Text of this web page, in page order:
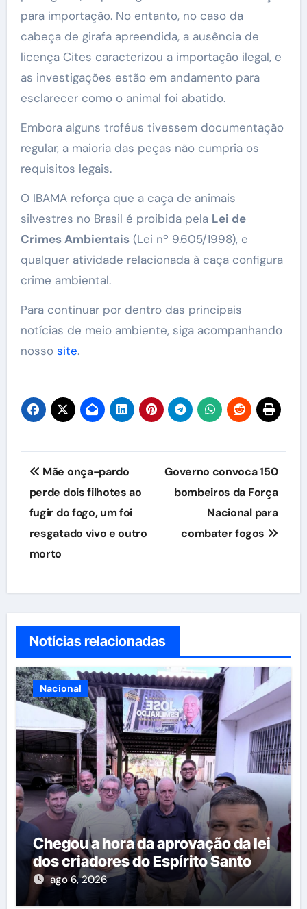
para importação. No entanto, no caso da
cabeça de girafa apreendida, a ausência de
licença Cites caracterizou a importação ilegal, e
as investigações estão em andamento para
esclarecer como o animal foi abatido.
Embora alguns troféus tivessem documentação
regular, a maioria das peças não cumpria os
requisitos legais.
O IBAMA reforça que a caça de animais
silvestres no Brasil é proibida pela Lei de
Crimes Ambientais(Lei nº 9.605/1998), e
qualquer atividade relacionada à caça configura
crime ambiental.
Para continuar por dentro das principais
notícias de meio ambiente, siga acompanhando
nosso site.
Navegação
de
Post
Mãe onça-pardo
perde dois filhotes ao
fugir do fogo, um foi
resgatado vivo e outro
morto
Governo convoca 150
bombeiros da Força
Nacional para
combater fogos
Notícias relacionadas
Nacional
Chegou a hora da aprovação da lei
dos criadores do Espírito Santo
ago 6, 2026